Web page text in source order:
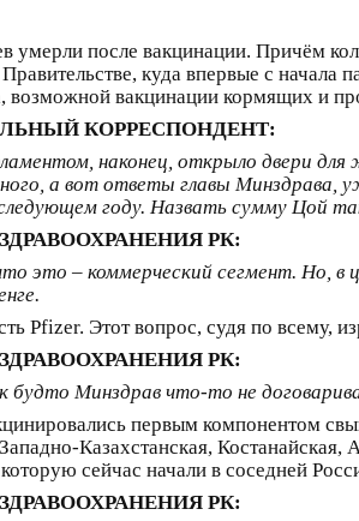
умерли после вакцинации. Причём
куда впервые с
возможной вакцинации кормящих и
КОРРЕСПОНДЕНТ:
наконец, открыло двери
а вот ответы главы Минздрава,
году. Назвать сумму Цой
РК:
это – коммерческий сегмент. Но,
Pfizer. Этот вопрос, судя по всему,
РК:
будто Минздрав что-то не
первым компонентом
Казахстанская,
сейчас начали в соседней
РК: